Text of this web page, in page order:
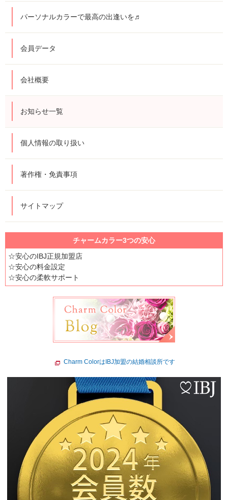
パーソナルカラーで最高の出逢いを♬
会員データ
会社概要
お知らせ一覧
個人情報の取り扱い
著作権・免責事項
サイトマップ
チャームカラー3つの安心
☆安心のIBJ正規加盟店
☆安心の料金設定
☆安心の柔軟サポート
Charm ColorはIBJ加盟の結婚相談所です